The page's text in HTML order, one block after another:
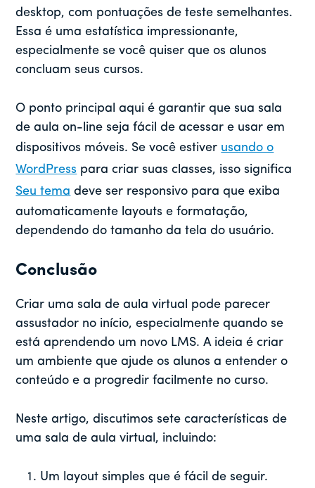
desktop, com pontuações de teste semelhantes.
Essa é uma estatística impressionante,
especialmente se você quiser que os alunos
concluam seus cursos.
O ponto principal aqui é garantir que sua sala
de aula on-line seja fácil de acessar e usar em
dispositivos móveis. Se você estiver usando o
WordPress para criar suas classes, isso significa
Seu tema deve ser responsivo para que exiba
automaticamente layouts e formatação,
dependendo do tamanho da tela do usuário.
Conclusão
Criar uma sala de aula virtual pode parecer
assustador no início, especialmente quando se
está aprendendo um novo LMS. A ideia é criar
um ambiente que ajude os alunos a entender o
conteúdo e a progredir facilmente no curso.
Neste artigo, discutimos sete características de
uma sala de aula virtual, incluindo:
Um layout simples que é fácil de seguir.